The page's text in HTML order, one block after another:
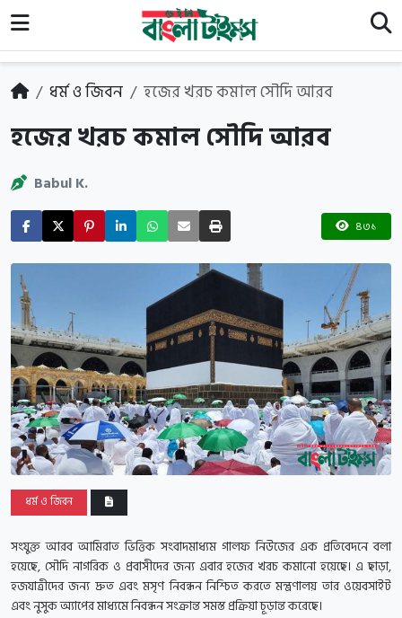
ধর্ম ও জিবন হজের খরচ কমাল সৌদি আরব
হজের খরচ কমাল সৌদি আরব
Babul K.
৪৩১
ধর্ম ও জিবন
সংযুক্ত আরব আমিরাত ভিত্তিক সংবাদমাধ্যম গালফ নিউজের এক প্রতিবেদনে বলা
হয়েছে, সৌদি নাগরিক ও প্রবাসীদের জন্য এবার হজের খরচ কমানো হয়েছে। এ ছাড়া,
হজযাত্রীদের জন্য দ্রুত এবং মসৃণ নিবন্ধন নিশ্চিত করতে মন্ত্রণালয় তার ওয়েবসাইট
এবং নুসুক অ্যাপের মাধ্যমে নিবন্ধন সংক্রান্ত সমস্ত প্রক্রিয়া চূড়ান্ত করেছে।